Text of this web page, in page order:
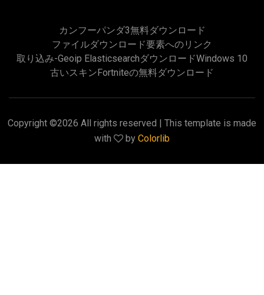
カンフーパンダ3無料ダウンロード
ファイルダウンロード要素へのリンク
取り込み-Geoip Elasticsearchダウンロードwindows 10
古いスキンfortniteの無料ダウンロード
Copyright ©2026 All rights reserved | This template is made
with
by Colorlib